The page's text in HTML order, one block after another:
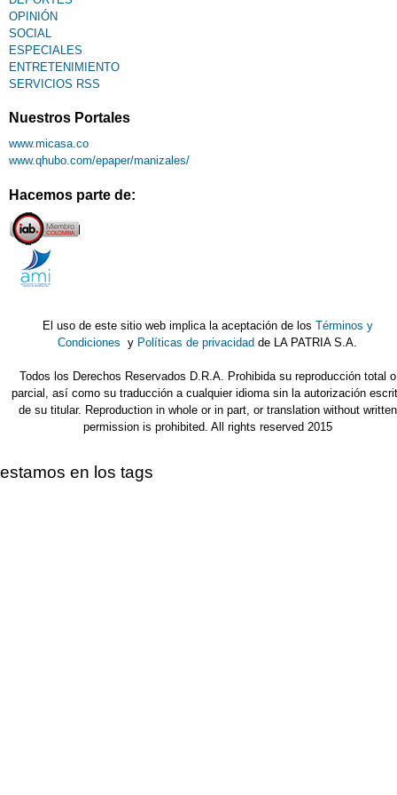
OPINIÓN
SOCIAL
ESPECIALES
ENTRETENIMIENTO
SERVICIOS RSS
Nuestros Portales
www.micasa.co
www.qhubo.com/epaper/manizales/
Hacemos parte de:
El uso de este sitio web implica la aceptación de los Términos y
Condiciones y Políticas de privacidad de LA PATRIA S.A.
Todos los Derechos Reservados D.R.A. Prohibida su reproducción total o
parcial, así como su traducción a cualquier idioma sin la autorización
de su titular. Reproduction in whole or in part, or translation without written
permission is prohibited. All rights reserved 2015
estamos en los tags